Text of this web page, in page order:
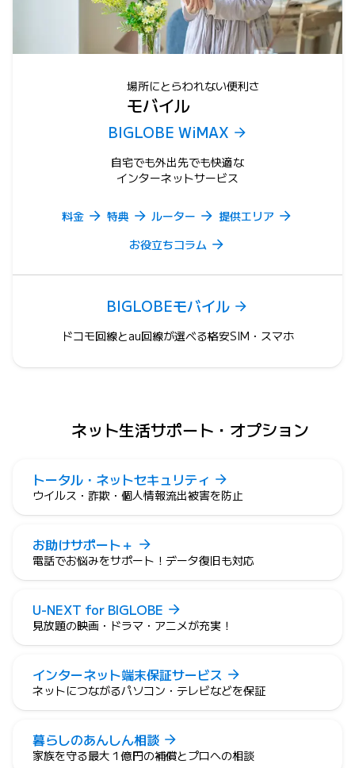
場所にとらわれない便利さ
モバイル
BIGLOBE WiMAX
自宅でも外出先でも快適な
インターネットサービス
料金 特典 ルーター
提供エリア
お役立ちコラム
BIGLOBEモバイル
ドコモ回線とau回線が選べる格安SIM・スマホ
ネット生活サポート・オプション
トータル・ネットセキュリティ
ウイルス・詐欺・個人情報流出被害を防止
お助けサポート＋
電話でお悩みをサポート！データ復旧も対応
U-NEXT for BIGLOBE
見放題の映画・ドラマ・アニメが充実！
インターネット端末保証サービス
ネットにつながるパソコン・テレビなどを保証
暮らしのあんしん相談
家族を守る最大１億円の補償とプロへの相談